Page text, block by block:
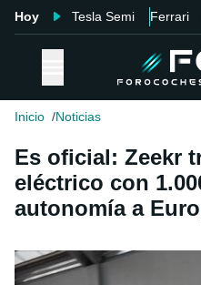
Hoy Tesla Semi Ferrari
Inicio Noticias
Es oficial: Zeekr
eléctrico con
autonomía a